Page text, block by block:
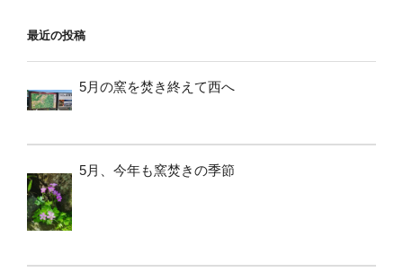
最近の投稿
5月の窯を焚き終えて西へ
5月、今年も窯焚きの季節